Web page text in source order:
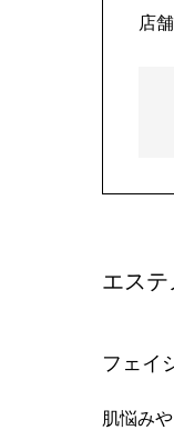
店
エス
フェイ
肌悩み